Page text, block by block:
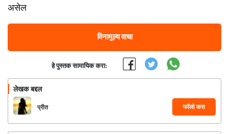
असेल
विनामूल्य वाचा
हे पुस्तक सामायिक करा:
लेखक बद्दल
प्रीत फॉलो करा